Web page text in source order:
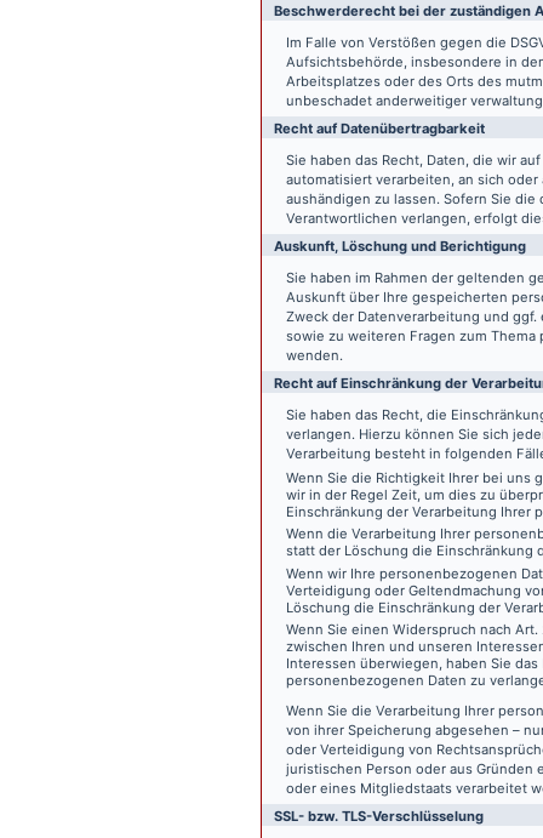
Beschwerde­recht bei der zuständigen
Im Falle von Verstößen gegen die
Aufsichtsbehörde, insbesondere in
Arbeitsplatzes oder des Orts des
unbeschadet anderweitiger
Recht auf Daten­übertrag­barkeit
Sie haben das Recht, Daten, die wir
automatisiert verarbeiten, an sich
aushändigen zu lassen. Sofern Sie
Verantwortlichen verlangen, erfolgt
Auskunft, Löschung und Berichtigung
Sie haben im Rahmen der geltenden
Auskunft über Ihre gespeicherten
Zweck der Datenverarbeitung und
sowie zu weiteren Fragen zum
wenden.
Recht auf Einschränkung der
Sie haben das Recht, die
verlangen. Hierzu können Sie sich
Verarbeitung besteht in folgenden
Wenn Sie die Richtigkeit Ihrer bei
wir in der Regel Zeit, um dies zu
Einschränkung der Verarbeitung Ihrer
Wenn die Verarbeitung Ihrer
statt der Löschung die Einschränkung
Wenn wir Ihre personenbezogenen
Verteidigung oder Geltendmachung
Löschung die Einschränkung der
Wenn Sie einen Widerspruch nach
zwischen Ihren und unseren
Interessen überwiegen, haben Sie
personenbezogenen Daten zu
Wenn Sie die Verarbeitung Ihrer
von ihrer Speicherung abgesehen –
oder Verteidigung von
juristischen Person oder aus
oder eines Mitgliedstaats verarbeitet
SSL- bzw. TLS-Verschlüsselung